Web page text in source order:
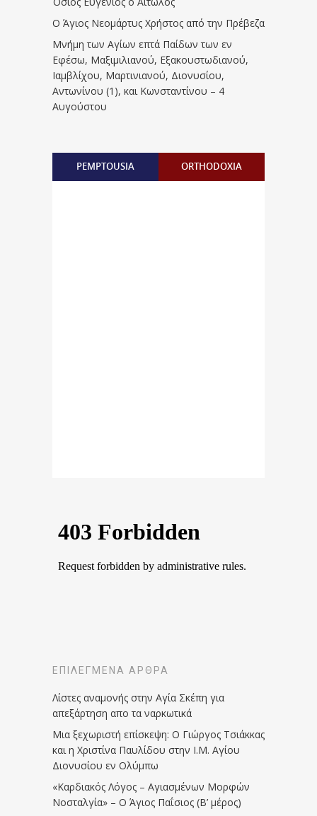
Ο Άγιος Νεομάρτυς Χρήστος από την Πρέβεζα
Μνήμη των Aγίων επτά Παίδων των εν
Eφέσω, Mαξιμιλιανού, Eξακουστωδιανού,
Iαμβλίχου, Mαρτινιανού, Διονυσίου,
Aντωνίνου (1), και Kωνσταντίνου – 4
Αυγούστου
PEMPTOUSIA ORTHODOXIA
ΕΠΙΛΕΓΜΈΝΑ ΆΡΘΡΑ
Λίστες αναμονής στην Αγία Σκέπη για
απεξάρτηση απο τα ναρκωτικά
Μια ξεχωριστή επίσκεψη: Ο Γιώργος Τσιάκκας
και η Χριστίνα Παυλίδου στην Ι.Μ. Αγίου
Διονυσίου εν Ολύμπω
«Καρδιακός Λόγος – Αγιασμένων Μορφών
Νοσταλγία» – Ο Άγιος Παΐσιος (Β’ μέρος)